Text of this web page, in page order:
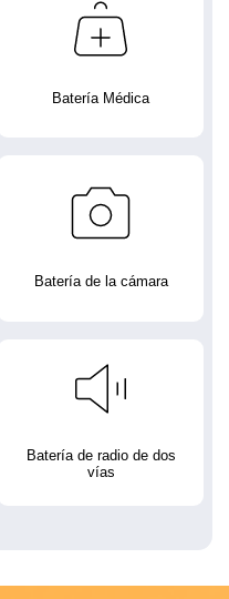
Batería Médica
Batería de la cámara
Batería de radio de dos
vías